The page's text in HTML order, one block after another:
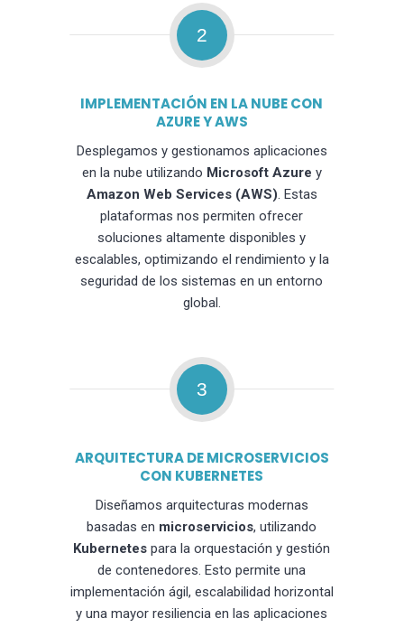
2
IMPLEMENTACIÓN EN LA NUBE CON
AZURE Y AWS
Desplegamos y gestionamos aplicaciones
en la nube utilizando Microsoft Azure y
Amazon Web Services (AWS). Estas
plataformas nos permiten ofrecer
soluciones altamente disponibles y
escalables, optimizando el rendimiento y la
seguridad de los sistemas en un entorno
global.
3
ARQUITECTURA DE MICROSERVICIOS
CON KUBERNETES
Diseñamos arquitecturas modernas
basadas en microservicios, utilizando
Kubernetes para la orquestación y gestión
de contenedores. Esto permite una
implementación ágil, escalabilidad horizontal
y una mayor resiliencia en las aplicaciones